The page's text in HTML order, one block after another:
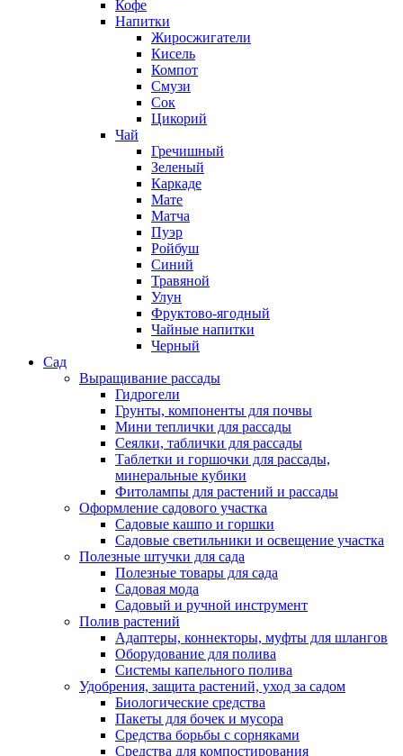
Кофе
Напитки
Жиросжигатели
Кисель
Компот
Смузи
Сок
Цикорий
Чай
Гречишный
Зеленый
Каркаде
Мате
Матча
Пуэр
Ройбуш
Синий
Травяной
Улун
Фруктово-ягодный
Чайные напитки
Черный
Сад
Выращивание рассады
Гидрогели
Грунты, компоненты для почвы
Мини теплички для рассады
Сеялки, таблички для рассады
Таблетки и горшочки для рассады,
минеральные кубики
Фитолампы для растений и рассады
Оформление садового участка
Садовые кашпо и горшки
Садовые светильники и освещение участка
Полезные штучки для сада
Полезные товары для сада
Садовая мода
Садовый и ручной инструмент
Полив растений
Адаптеры, коннекторы, муфты для шлангов
Оборудование для полива
Системы капельного полива
Удобрения, защита растений, уход за садом
Биологические средства
Пакеты для бочек и мусора
Средства борьбы с сорняками
Средства для компостирования